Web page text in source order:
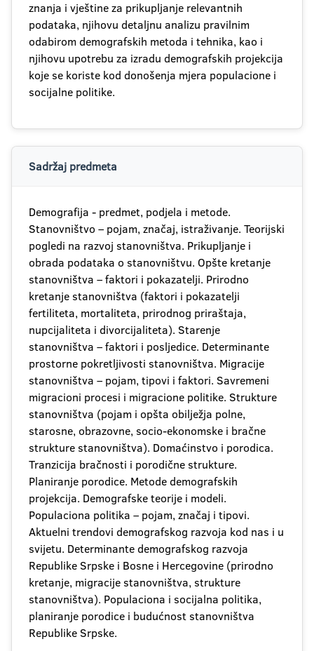
znanja i vještine za prikupljanje relevantnih
podataka, njihovu detaljnu analizu pravilnim
odabirom demografskih metoda i tehnika, kao i
njihovu upotrebu za izradu demografskih projekcija
koje se koriste kod donošenja mjera populacione i
socijalne politike.
Sadržaj predmeta
Demografija - predmet, podjela i metode.
Stanovništvo – pojam, značaj, istraživanje. Teorijski
pogledi na razvoj stanovništva. Prikupljanje i
obrada podataka o stanovništvu. Opšte kretanje
stanovništva – faktori i pokazatelji. Prirodno
kretanje stanovništva (faktori i pokazatelji
fertiliteta, mortaliteta, prirodnog priraštaja,
nupcijaliteta i divorcijaliteta). Starenje
stanovništva – faktori i posljedice. Determinante
prostorne pokretljivosti stanovništva. Migracije
stanovništva – pojam, tipovi i faktori. Savremeni
migracioni procesi i migracione politike. Strukture
stanovništva (pojam i opšta obilježja polne,
starosne, obrazovne, socio-ekonomske i bračne
strukture stanovništva). Domaćinstvo i porodica.
Tranzicija bračnosti i porodične strukture.
Planiranje porodice. Metode demografskih
projekcija. Demografske teorije i modeli.
Populaciona politika – pojam, značaj i tipovi.
Aktuelni trendovi demografskog razvoja kod nas i u
svijetu. Determinante demografskog razvoja
Republike Srpske i Bosne i Hercegovine (prirodno
kretanje, migracije stanovništva, strukture
stanovništva). Populaciona i socijalna politika,
planiranje porodice i budućnost stanovništva
Republike Srpske.